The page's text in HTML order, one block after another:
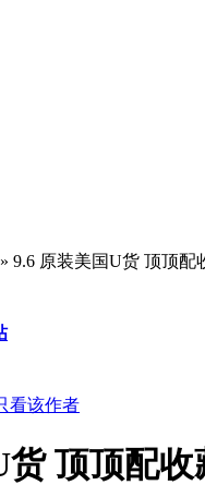
» 9.6 原装美国U货 顶顶配
看该作者
顶顶配